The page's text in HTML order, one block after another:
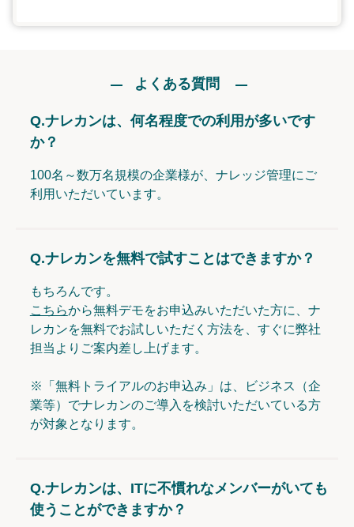
よくある質問
Q.ナレカンは、何名程度での利用が多いです
か？
100名～数万名規模の企業様が、ナレッジ管理にご
利用いただいています。
Q.ナレカンを無料で試すことはできますか？
もちろんです。
こちらから無料デモをお申込みいただいた方に、ナ
レカンを無料でお試しいただく方法を、すぐに弊社
担当よりご案内差し上げます。
※「無料トライアルのお申込み」は、ビジネス（企
業等）でナレカンのご導入を検討いただいている方
が対象となります。
Q.ナレカンは、ITに不慣れなメンバーがいても
使うことができますか？